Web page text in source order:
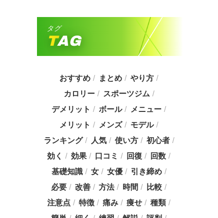
タグ
TAG
おすすめ まとめ
やり方
カロリー
スポーツジム
デメリット
ボール
メニュー
メリット
メンズ
モデル
ランキング
人気 使い方
初心者
効く
効果 口コミ 回復
回数
基礎知識
女 女優
引き締め
必要
改善 方法 時間
比較
注意点
特徴 痛み 痩せ
種類